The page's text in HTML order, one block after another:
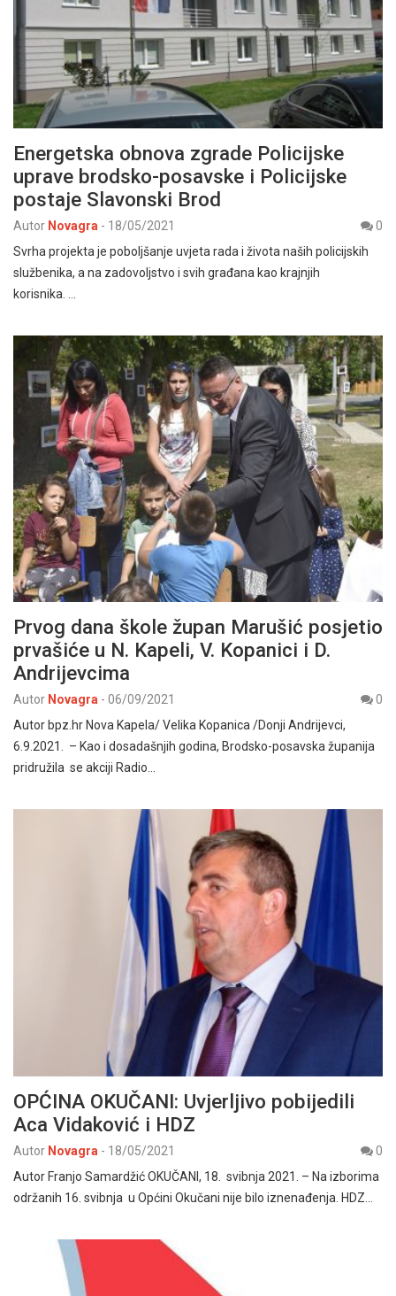
Energetska obnova zgrade Policijske
uprave brodsko-posavske i Policijske
postaje Slavonski Brod
Autor Novagra - 18/05/2021
0
Svrha projekta je poboljšanje uvjeta rada i života naših policijskih
službenika, a na zadovoljstvo i svih građana kao krajnjih
korisnika. …
Prvog dana škole župan Marušić posjetio
prvašiće u N. Kapeli, V. Kopanici i D.
Andrijevcima
Autor Novagra - 06/09/2021
0
Autor bpz.hr Nova Kapela/ Velika Kopanica /Donji Andrijevci,
6.9.2021. – Kao i dosadašnjih godina, Brodsko-posavska županija
pridružila se akciji Radio…
OPĆINA OKUČANI: Uvjerljivo pobijedili
Aca Vidaković i HDZ
Autor Novagra - 18/05/2021
0
Autor Franjo Samardžić OKUČANI, 18. svibnja 2021. – Na izborima
održanih 16. svibnja u Općini Okučani nije bilo iznenađenja. HDZ…